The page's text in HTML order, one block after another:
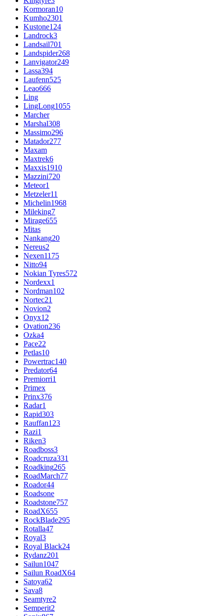
Kormoran10
Kumho2301
Kustone124
Landrock3
Landsail701
Landspider268
Lanvigator249
Lassa394
Laufenn525
Leao666
Ling
LingLong1055
Marcher
Marshal308
Massimo296
Matador277
Maxam
Maxtrek6
Maxxis1910
Mazzini720
Meteor1
Metzeler11
Michelin1968
Mileking7
Mirage655
Mitas
Nankang20
Nereus2
Nexen1175
Nitto94
Nokian Tyres572
Nordexx1
Nordman102
Nortec21
Novion2
Onyx12
Ovation236
Ozka4
Pace22
Petlas10
Powertrac140
Predator64
Premiorri1
Primex
Prinx376
Radar1
Rapid303
Rauffan123
Razi1
Riken3
Roadboss3
Roadcruza331
Roadking265
RoadMarch77
Roador44
Roadsone
Roadstone757
RoadX655
RockBlade295
Rotalla47
Royal3
Royal Black24
Rydanz201
Sailun1047
Sailun RoadX64
Satoya62
Sava8
Seamtyre2
Semperit2